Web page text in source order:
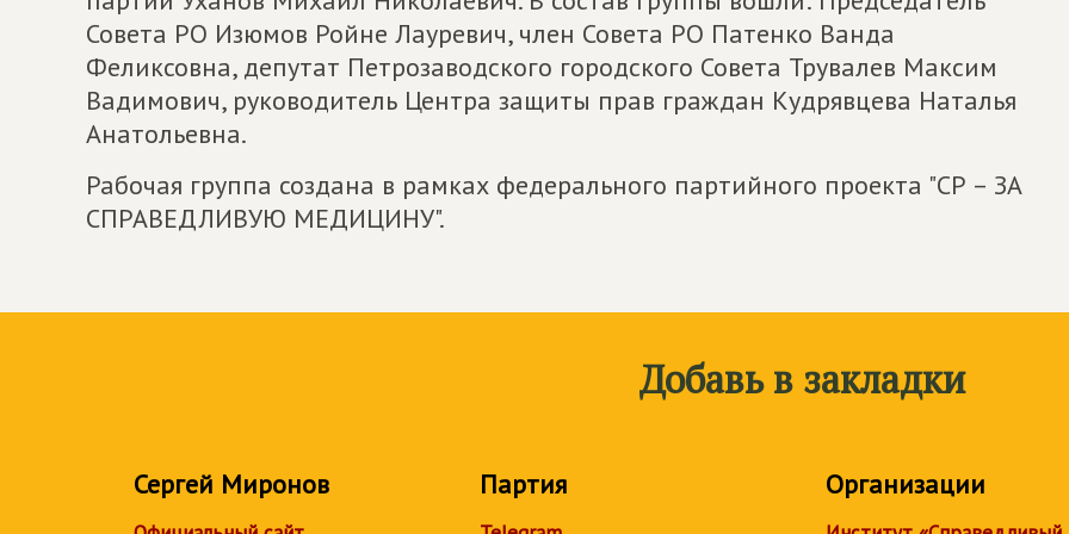
Совета РО Изюмов Ройне Лауревич, член Совета РО Патенко Ванда
Феликсовна, депутат Петрозаводского городского Совета Трувалев Максим
Вадимович, руководитель Центра защиты прав граждан Кудрявцева Наталья
Анатольевна.
Рабочая группа создана в рамках федерального партийного проекта "СР – ЗА
СПРАВЕДЛИВУЮ МЕДИЦИНУ".
Добавь в закладки
Сергей Миронов Партия Организации